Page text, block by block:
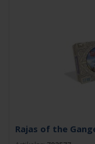
Rajas of the